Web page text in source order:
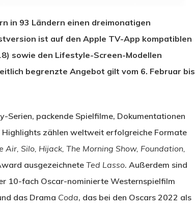
in 93 Ländern einen dreimonatigen
ist auf den Apple TV-App kompatiblen
sowie den Lifestyle-Screen-Modellen
begrenzte Angebot gilt vom 6. Februar bis
packende Spielfilme, Dokumentationen
zählen weltweit erfolgreiche Formate
Silo, Hijack, The Morning Show, Foundation,
ausgezeichnete Ted Lasso. Außerdem sind
10-fach Oscar-nominierte Westernspielfilm
das Drama Coda, das bei den Oscars 2022 als